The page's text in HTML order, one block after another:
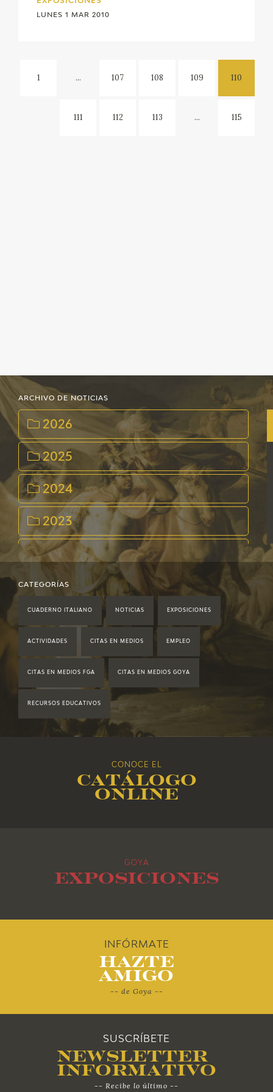
LUNES 1 MAR 2010
1 ... 107 108 109 110
111 112 113 ... 115
ARCHIVO DE NOTICIAS
2026
2025
2024
2023
2022
2021
2017
2012
CATEGORÍAS
CUADERNO ITALIANO NOTICIAS EXPOSICIONES
ACTIVIDADES CITAS EN MEDIOS EMPLEO
CITAS EN MEDIOS FGA CITAS EN MEDIOS GOYA
RECURSOS EDUCATIVOS
CONOCE EL
Catálogo
online
GOYA
Exposiciones
INFÓRMATE
Hazte
Amigo
-- de Goya --
SUSCRÍBETE
Newsletter
Informativo
-- Recibe lo último --